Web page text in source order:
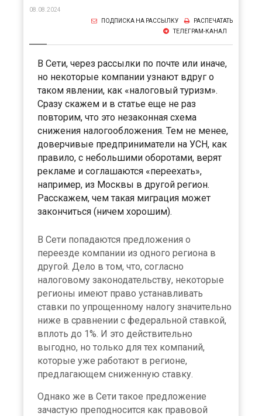
08.08.2024
РАСПЕЧАТАТЬ
ПОДПИСКА НА РАССЫЛКУ
ТЕЛЕГРАМ-КАНАЛ
В Сети, через рассылки по почте или иначе,
но некоторые компании узнают вдруг о
таком явлении, как «налоговый туризм».
Сразу скажем и в статье еще не раз
повторим, что это незаконная схема
снижения налогообложения. Тем не менее,
доверчивые предприниматели на УСН, как
правило, с небольшими оборотами, верят
рекламе и соглашаются «переехать»,
например, из Москвы в другой регион.
Расскажем, чем такая миграция может
закончиться (ничем хорошим).
В Сети попадаются предложения о
переезде компании из одного региона в
другой. Дело в том, что, согласно
налоговому законодательству, некоторые
регионы имеют право устанавливать
ставки по упрощенному налогу значительно
ниже в сравнении с федеральной ставкой,
вплоть до 1%. И это действительно
выгодно, но только для тех компаний,
которые уже работают в регионе,
предлагающем сниженную ставку.
Однако же в Сети такое предложение
зачастую преподносится как правовой